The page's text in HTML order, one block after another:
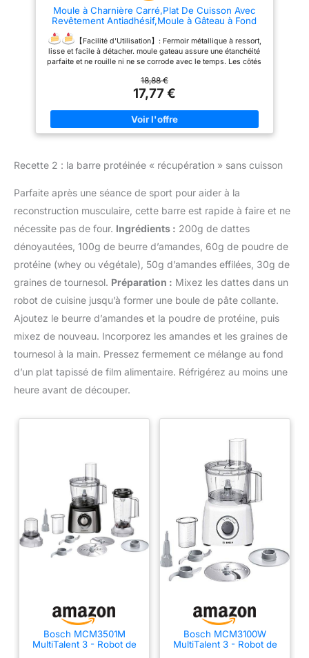
permet de préparer un gâteau à
plusieurs couches.
Moule à Charnière Carré,Plat De Cuisson Avec
Revêtement Antiadhésif,Moule à Gâteau à Fond
Plat Couleur Noire,Plat à Gateau Avec Fond
Amovible Leakproof,Pour La Cuisson Gâteau Et
Quiches (20/22/24cm)
【Facilité d'Utilisation】: Fermoir métallique à ressort,
lisse et facile à détacher. moule gateau assure une étanchéité
parfaite et ne rouille ni ne se corrode avec le temps. Les côtés
délicatement le gâteau sans endommager le dessus ou le
【Matériau】: Moule a gateau tôle d'acier
°C et facile à nettoyer à la main. Il n'est pas facile de se
déformer au four et de durer longtemps.
【3 Tailles
différentes,20CM+22CM+24CM. Gâteau de à 3 étages peut
être apprécié par vous et votre famille, ou la fête, adapté à de
différentes tailles avec cet ensemble de moules à gâteaux et
vous amuser avec le bricolage.
【Facile à Nettoyer】 :
Le fond amovible le rend facile à nettoyer. Remarque : Lors du
nettoyage, veuillez choisir des outils doux et un détergent doux
couper, afin d’éviter d’endommager le moule layer cake.
【Rangement Pratique】: Les ensembles de moule a
rangement peu encombrant. Ils s'empilent simplement les uns
sur les autres et peuvent être rangés ensemble dans vos
placards. Remarque: assurez-vous qu'il a été complètement
sec et propre avant de le rang.
18,88 €
17,77 €
Recette 2 : la barre protéinée « récupération » sans cuisson
Parfaite après une séance de sport pour aider à la
reconstruction musculaire, cette barre est rapide à faire et ne
nécessite pas de four. Ingrédients : 200g de dattes
dénoyautées, 100g de beurre d’amandes, 60g de poudre de
protéine (whey ou végétale), 50g d’amandes effilées, 30g de
graines de tournesol. Préparation : Mixez les dattes dans un
robot de cuisine jusqu’à former une boule de pâte collante.
Ajoutez le beurre d’amandes et la poudre de protéine, puis
mixez de nouveau. Incorporez les amandes et les graines de
tournesol à la main. Pressez fermement ce mélange au fond
d’un plat tapissé de film alimentaire. Réfrigérez au moins une
heure avant de découper.
Bosch MCM3501M
MultiTalent 3 - Robot de
Bosch MCM3100W
MultiTalent 3 - Robot de